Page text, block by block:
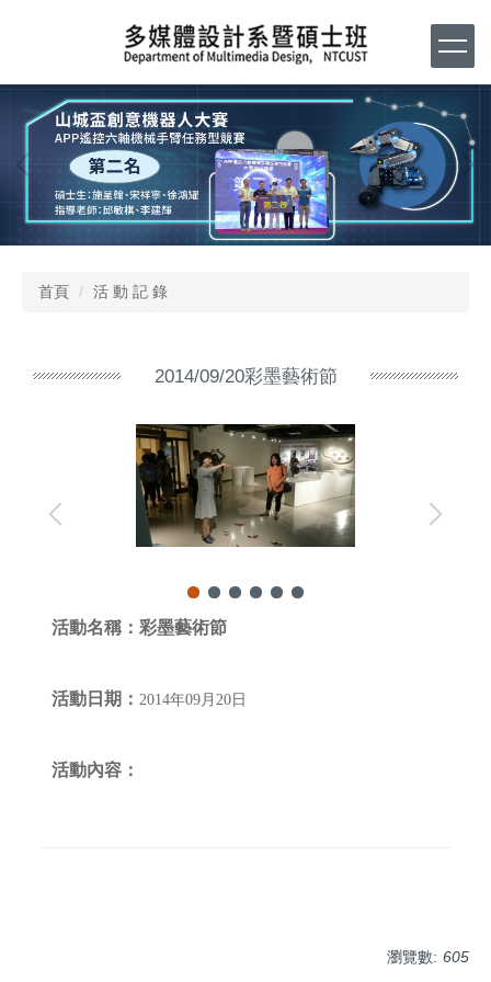
要
區
首頁 活 動 記 錄
2014/09/20彩墨藝術節
活動名稱： 彩墨藝術節
活動日期： 2014年09月20日
活動內容：
瀏覽數: 605